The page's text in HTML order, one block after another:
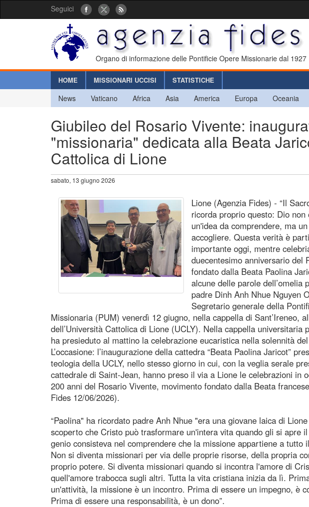
Seguici
Organo di informazione delle Pontificie Opere Missionarie dal 1927
HOME MISSIONARI UCCISI STATISTICHE
News Vaticano Africa Asia America Europa Oceania
Giubileo del Rosario Vivente:
"missionaria" dedicata alla Beata
Cattolica di Lione
sabato, 13 giugno 2026
Lione (Agenzia Fides) - “Il
ricorda proprio questo: Dio non
un'idea da comprendere, ma
accogliere. Questa verità è
importante oggi, mentre
duecentesimo anniversario del
fondato dalla Beata Paolina
alcune delle parole dell’omelia
padre Dinh Anh Nhue Nguyen
Segretario generale della
Missionaria (PUM) venerdì 12 giugno, nella cappella di Sant’Ireneo,
dell’Università Cattolica di Lione (UCLY). Nella cappella universitaria
ha presieduto al mattino la celebrazione eucaristica nella solennità
L’occasione: l’inaugurazione della cattedra “Beata Paolina Jaricot”
teologia della UCLY, nello stesso giorno in cui, con la veglia serale
cattedrale di Saint-Jean, hanno preso il via a Lione le celebrazioni in
200 anni del Rosario Vivente, movimento fondato dalla Beata
Fides 12/06/2026).
“Paolina" ha ricordato padre Anh Nhue "era una giovane laica di
scoperto che Cristo può trasformare un'intera vita quando gli si apre
genio consisteva nel comprendere che la missione appartiene a tutto
Non si diventa missionari per via delle proprie risorse, della propria
proprio potere. Si diventa missionari quando si incontra l'amore di
quell'amore trabocca sugli altri. Tutta la vita cristiana inizia da lì.
un'attività, la missione è un incontro. Prima di essere un impegno, è
Prima di essere una responsabilità, è un dono”.